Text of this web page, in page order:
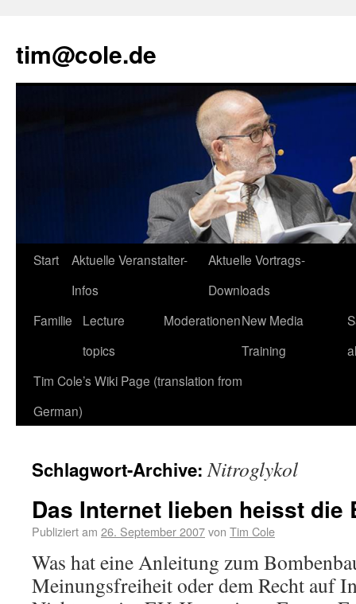
tim@cole.de
Start
Aktuelle Veranstalter-
Infos
Aktuelle Vortrags-
Downloads
Familie
Lecture
topics
ModerationenNew Media
Training
Tim Cole’s Wiki Page (translation from
German)
Schlagwort-Archive:Nitroglykol
Das Internet lieben heisst die
Publiziert am 26. September 2007von Tim Cole
Was hat eine Anleitung zum
Meinungsfreiheit oder dem Recht auf